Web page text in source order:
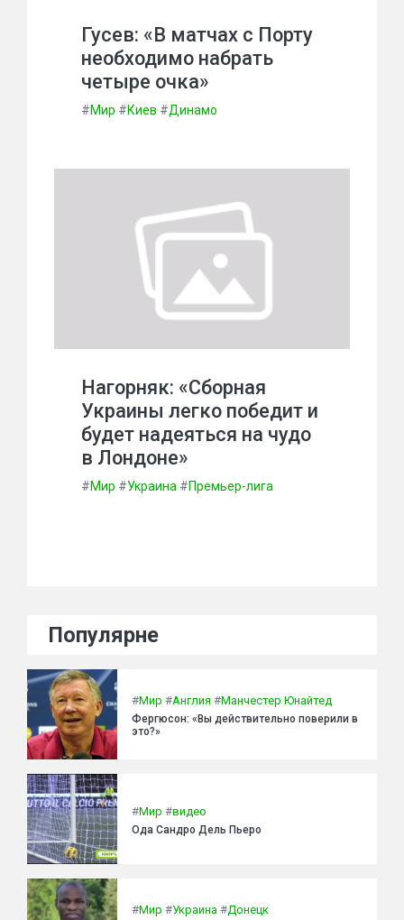
Гусев: «В матчах с Порту
необходимо набрать
четыре очка»
#Мир #Киев #Динамо
Нагорняк: «Сборная
Украины легко победит и
будет надеяться на чудо
в Лондоне»
#Мир #Украина #Премьер-лига
Популярне
#Мир #Англия #Манчестер Юнайтед
Фергюсон: «Вы действительно поверили в
это?»
#Мир #видео
Ода Сандро Дель Пьеро
#Мир #Украина #Донецк